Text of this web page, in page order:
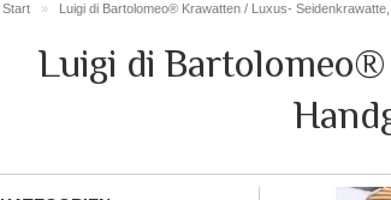
Start » Luigi di Bartolomeo® Krawatten / Luxus-
Luigi di